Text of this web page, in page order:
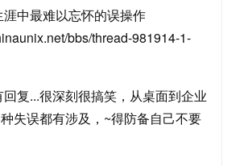
中最难以忘怀的误操作
bbs/thread-981914-1-
复...很深刻很搞笑，从桌面到企业
失误都有涉及，~得防备自己不要